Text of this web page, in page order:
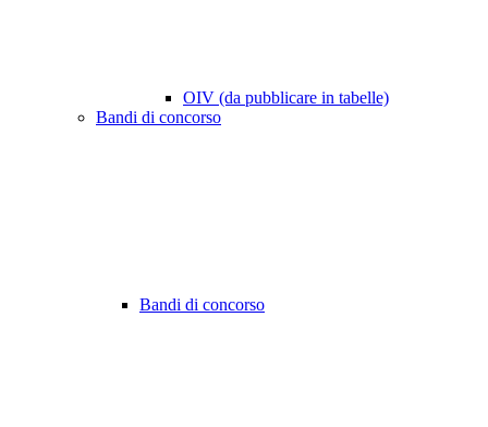
OIV (da pubblicare in tabelle)
Bandi di concorso
Bandi di concorso